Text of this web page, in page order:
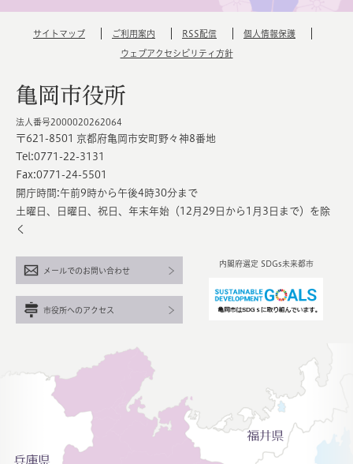
サイトマップ ご利用案内 RSS配信 個人情報保護
ウェブアクセシビリティ方針
亀岡市役所
法人番号2000020262064
〒621-8501 京都府亀岡市安町野々神8番地
Tel:0771-22-3131
Fax:0771-24-5501
開庁時間:午前9時から午後4時30分まで
土曜日、日曜日、祝日、年末年始（12月29日から1月3日まで）を除
く
内閣府選定 SDGs未来都市
メールでのお問い合わせ
市役所へのアクセス